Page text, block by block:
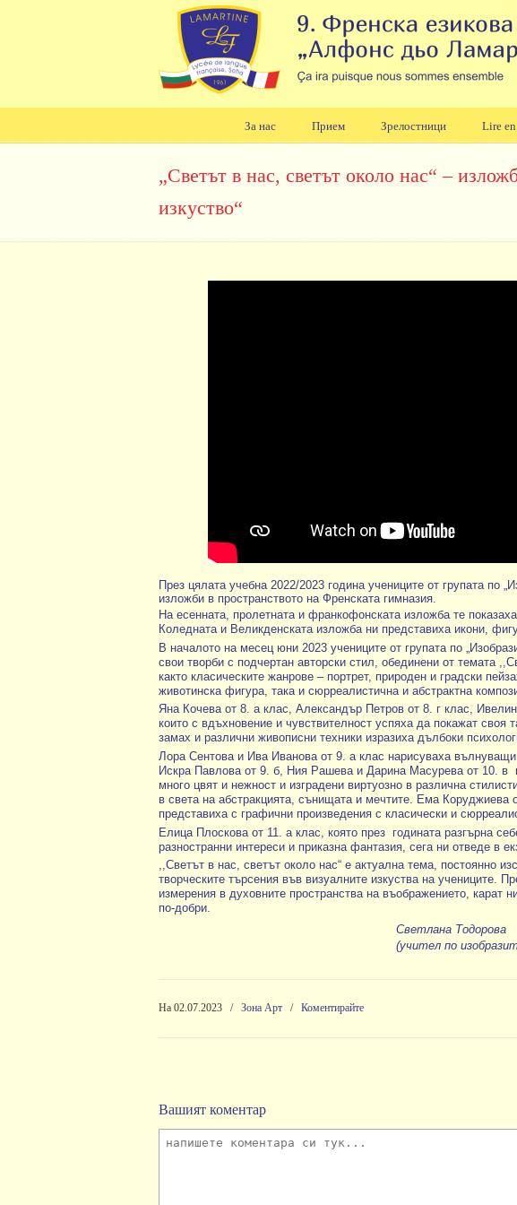
За нас Прием Зрелостници Lire
Навигация
„Светът в нас, светът около нас“ –
изкуство“
През цялата учебна 2022/2023 година учениците от групата по
изложби в пространството на Френската гимназия.
На есенната, пролетната и франкофонската изложба те
Коледната и Великденската изложба ни представиха икони,
В началото на месец юни 2023 учениците от групата по
свои творби с подчертан авторски стил, обединени от темата
както класическите жанрове – портрет, природен и градски
животинска фигура, така и сюрреалистична и абстрактна
Яна Кочева от 8. а клас, Александър Петров от 8. г клас,
които с вдъхновение и чувствителност успяха да покажат своя
замах и различни живописни техники изразиха дълбоки
Лора Сентова и Ива Иванова от 9. а клас нарисуваха
Искра Павлова от 9. б, Ния Рашева и Дарина Масурева от 10. в
много цвят и нежност и изградени виртуозно в различна
в света на абстракцията, сънищата и мечтите. Ема
представиха с графични произведения с класически и
Елица Плоскова от 11. а клас, която през годината разгърна
разностранни интереси и приказна фантазия, сега ни отведе в
,,Светът в нас, светът около нас“ е актуална тема, постоянно
творческите търсения във визуалните изкуства на учениците.
измерения в духовните пространства на въображението,
по-добри.
Светлана Тодорова
(учител по
На 02.07.2023 / Зона Арт / Коментирайте
Вашият коментар